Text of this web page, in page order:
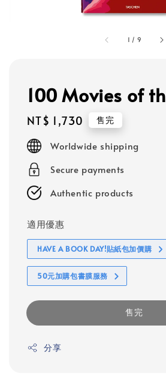
1 / 9
100 Movies of
Regular
price
NT$ 1,730 售完
Worldwide shipping
Secure payments
Authentic products
適用優惠
HAVE A BOOK DAY!貼紙包加價購
50元加購包書膜服務
售完
分享